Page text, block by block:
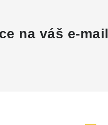
na váš e-mail